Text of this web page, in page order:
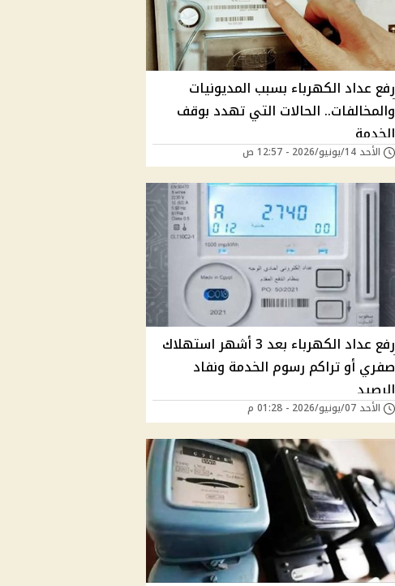
رفع عداد الكهرباء بسبب المديونيات
والمخالفات.. الحالات التي تهدد بوقف
الخدمة
الأحد 14/يونيو/2026 - 12:57 ص
رفع عداد الكهرباء بعد 3 أشهر استهلاك
صفري أو تراكم رسوم الخدمة ونفاد
الرصيد
الأحد 07/يونيو/2026 - 01:28 م